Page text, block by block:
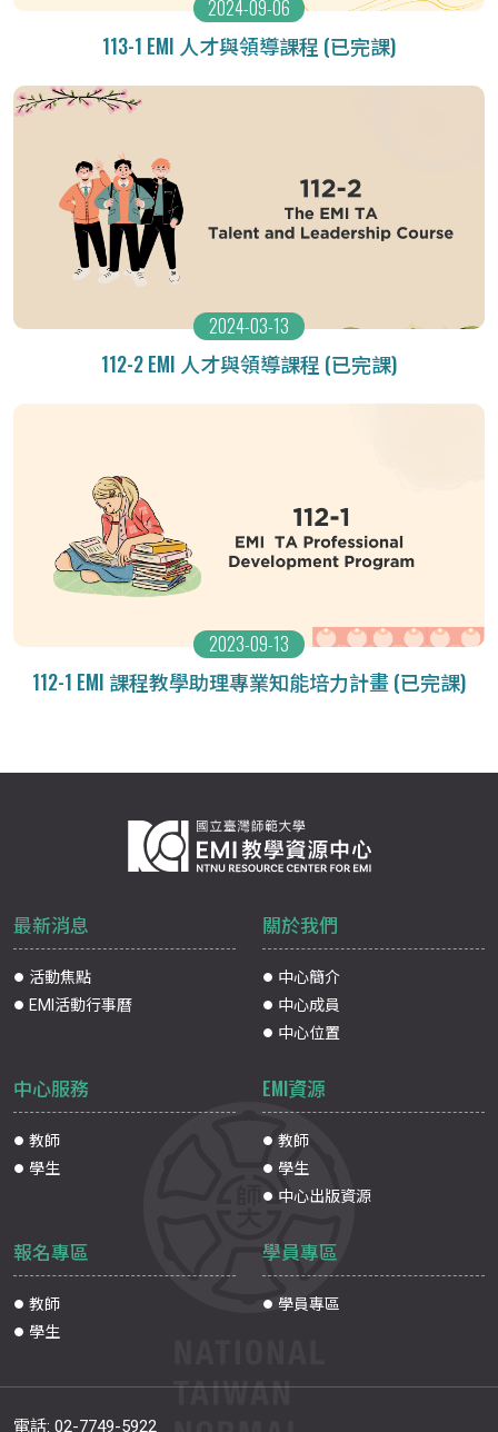
2024-09-06
113-1 EMI 人才與領導課程 (已完課)
2024-03-13
112-2 EMI 人才與領導課程 (已完課)
2023-09-13
112-1 EMI 課程教學助理專業知能培力計畫 (已完課)
最新消息
活動焦點
EMI活動行事曆
關於我們
中心簡介
中心成員
中心位置
中心服務
教師
學生
EMI資源
教師
學生
中心出版資源
報名專區
教師
學生
學員專區
學員專區
電話: 02-7749-5922